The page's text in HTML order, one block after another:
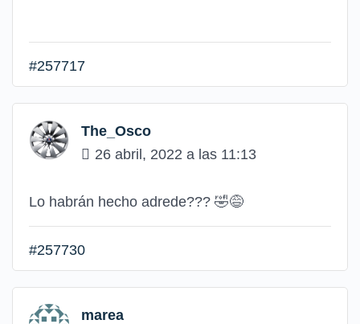
#257717
The_Osco
26 abril, 2022 a las 11:13
Lo habrán hecho adrede??? 🤣😅
#257730
marea